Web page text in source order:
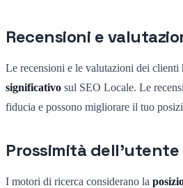
Recensioni e
Le recensioni e le valutazioni dei clienti
significativo sul SEO Locale. Le
fiducia e possono migliorare il tuo
Prossimità dell'utente
I motori di ricerca considerano la